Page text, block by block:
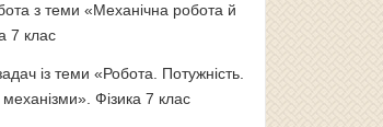
з теми «Механічна робота й
7 клас
із теми «Робота. Потужність.
механізми». Фізика 7 клас